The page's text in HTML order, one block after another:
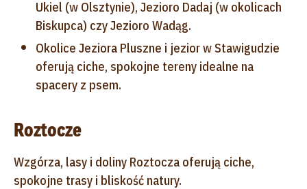
Ukiel (w Olsztynie), Jezioro Dadaj (w okolicach
Biskupca) czy Jezioro Wadąg.
Okolice Jeziora Pluszne i jezior w Stawigudzie
oferują ciche, spokojne tereny idealne na
spacery z psem.
Roztocze
Wzgórza, lasy i doliny Roztocza oferują ciche,
spokojne trasy i bliskość natury.